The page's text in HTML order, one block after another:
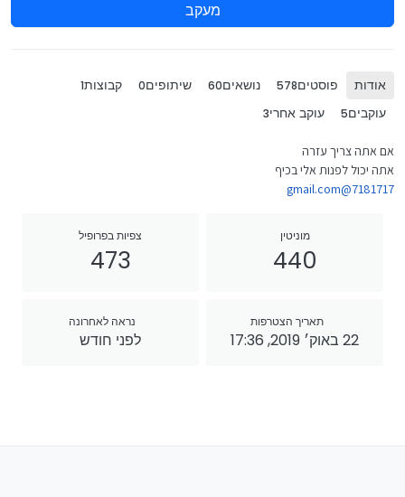
מעקב
אודות פוסטים578 נושאים60 שיתופים0 קבוצות1
עוקבים5 עוקב אחרי3
אם אתה צריך עזרה
אתה יכול לפנות אלי בכיף
7181717@gmail.com
מוניטין
440
צפיות בפרופיל
473
תאריך הצטרפות
22 באוק׳ 2019, 17:36
נראה לאחרונה
לפני חודש